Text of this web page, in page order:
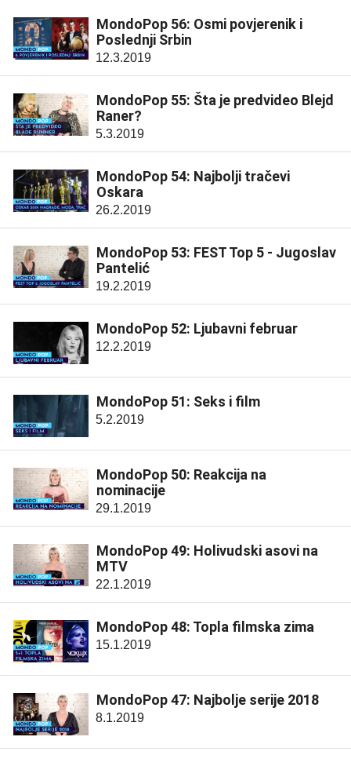
MondoPop 56: Osmi povjerenik i
Poslednji Srbin
12.3.2019
MondoPop 55: Šta je predvideo Blejd
Raner?
5.3.2019
MondoPop 54: Najbolji tračevi
Oskara
26.2.2019
MondoPop 53: FEST Top 5 - Jugoslav
Pantelić
19.2.2019
MondoPop 52: Ljubavni februar
12.2.2019
MondoPop 51: Seks i film
5.2.2019
MondoPop 50: Reakcija na
nominacije
29.1.2019
MondoPop 49: Holivudski asovi na
MTV
22.1.2019
MondoPop 48: Topla filmska zima
15.1.2019
MondoPop 47: Najbolje serije 2018
8.1.2019